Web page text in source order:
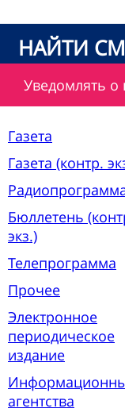
НАЙТИ
Уведомлять о
Газета
Газета (контр.
Бюллетень
экз.)
Телепрограмма
Прочее
Электронное
периодическое
издание
агентства